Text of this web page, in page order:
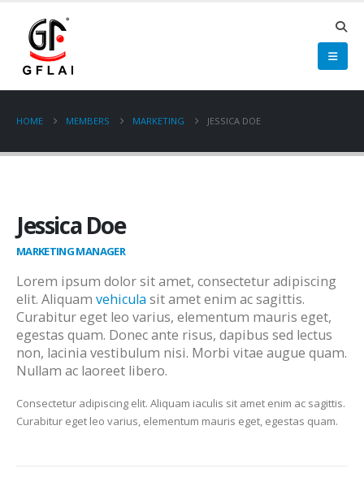
HOME MEMBERS MARKETING JESSICA DOE
Jessica Doe
MARKETING MANAGER
Lorem ipsum dolor sit amet, consectetur adipiscing
elit. Aliquam vehicula sit amet enim ac sagittis.
Curabitur eget leo varius, elementum mauris eget,
egestas quam. Donec ante risus, dapibus sed lectus
non, lacinia vestibulum nisi. Morbi vitae augue quam.
Nullam ac laoreet libero.
Consectetur adipiscing elit. Aliquam iaculis sit amet enim ac sagittis.
Curabitur eget leo varius, elementum mauris eget, egestas quam.